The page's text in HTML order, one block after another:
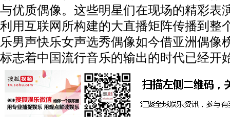
与优质偶像。这些明星们在现场的精彩表
利用互联网所构建的大直播矩阵传播到整
乐男声快乐女声选秀偶像如今借亚洲偶像
标志着中国流行音乐的输出的时代已经开